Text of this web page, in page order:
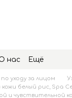
нас Ещё
уходу за лицом
белый рис, Spa
и чувствительной